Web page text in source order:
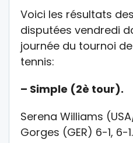
Voici les résultats
disputées vendredi
journée du tournoi
tennis:
– Simple (2è tour).
Serena Williams
Gorges (GER) 6-1, 6-1.